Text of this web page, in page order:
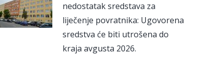
nedostatak sredstava za
liječenje povratnika: Ugovorena
sredstva će biti utrošena do
kraja avgusta 2026.